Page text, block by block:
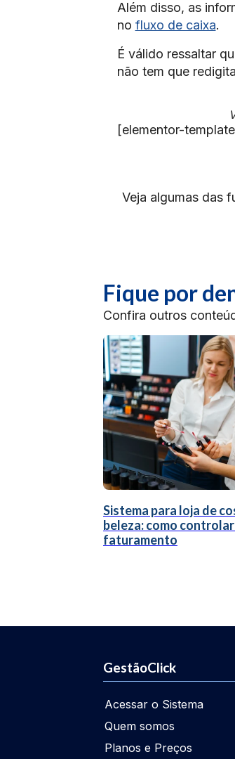
Além disso, as
no fluxo de caixa.
É válido ressaltar
não tem que
[elementor-
Veja algumas das
Fique por
Confira outros
Sistema para loja de
beleza: como
faturamento
GestãoClick
Acessar o Sistema
Quem somos
Planos e Preços